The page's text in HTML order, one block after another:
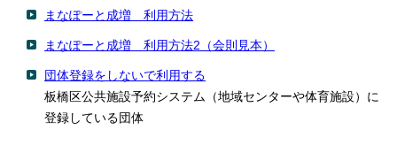
まなぽーと成増 利用方法
まなぽーと成増 利用方法2（会則見本）
団体登録をしないで利用する
板橋区公共施設予約システム（地域センターや体育施設）に
登録している団体